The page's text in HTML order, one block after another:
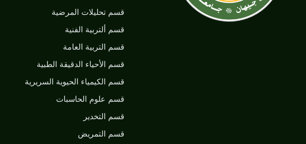
قسم تحليلات المرضية
قسم ألتربية الفنية
قسم التربية العامة
قسم الأحياء الدقيقة الطبية
قسم الكيمياء الحيوية السريرية
قسم علوم الحاسبات
قسم التخدير
قسم التمريض